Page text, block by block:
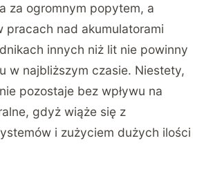
za ogromnym popytem, a
pracach nad akumulatorami
innych niż lit nie powinny
w najbliższym czasie. Niestety,
pozostaje bez wpływu na
gdyż wiąże się z
i zużyciem dużych ilości